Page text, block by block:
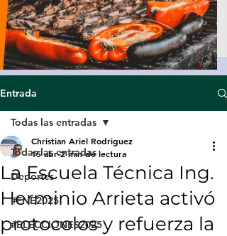
Entrada
Todas las entradas
Deportes
#FNE2025
#ELECCIONES2025
Todas las entradas
La Escuela Técnica Ing.
Herminio Arrieta activó
protocolos y refuerza la
Christian Ariel Rodriguez
15 abr 2 min de lectura